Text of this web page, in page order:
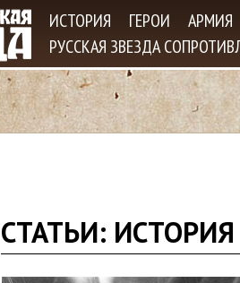
ИСТОРИЯ ГЕРОИ
АРМИЯ
РУССКАЯ ЗВЕЗДА
ы
СТАТЬИ: ИСТОРИЯ